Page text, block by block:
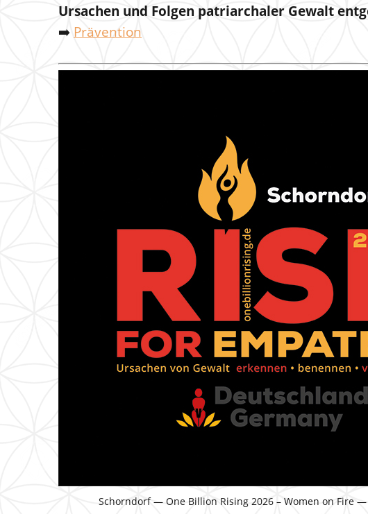
Ursachen und Folgen patriarchaler Gewalt
➡️ Prävention
Schorndorf — One Billion Rising 2026 – Women on Fire